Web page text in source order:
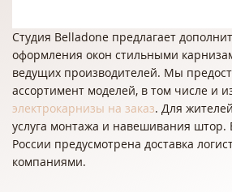
Студия Belladone предлагает
оформления окон стильными
ведущих производителей. Мы
ассортимент моделей, в том числе и
электрокарнизы на заказ. Для
услуга монтажа и навешивания штор.
России предусмотрена доставка
компаниями.